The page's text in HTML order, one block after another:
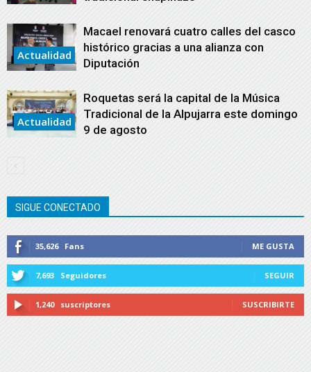
Actualidad
Macael renovará cuatro calles del casco
histórico gracias a una alianza con
Diputación
Actualidad
Roquetas será la capital de la Música
Tradicional de la Alpujarra este domingo
9 de agosto
SIGUE CONECTADO
35,626 Fans ME GUSTA
7,693 Seguidores SEGUIR
1,240 suscriptores SUSCRIBIRTE